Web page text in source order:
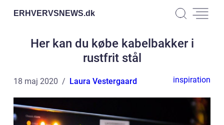
ERHVERVSNEWS.dk
Her kan du købe kabelbakker i
rustfrit stål
18 maj 2020 Laura Vestergaard inspiration